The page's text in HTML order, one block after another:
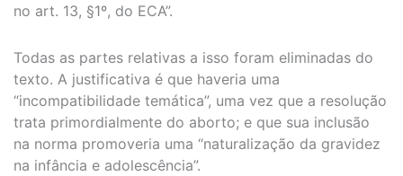
no art. 13, §1º, do ECA”.
Todas as partes relativas a isso foram eliminadas do
texto. A justificativa é que haveria uma
“incompatibilidade temática”, uma vez que a resolução
trata primordialmente do aborto; e que sua inclusão
na norma promoveria uma “naturalização da gravidez
na infância e adolescência”.